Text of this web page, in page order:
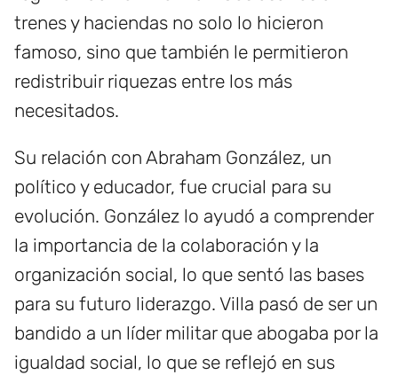
trenes y haciendas no solo lo hicieron
famoso, sino que también le permitieron
redistribuir riquezas entre los más
necesitados.
Su relación con Abraham González, un
político y educador, fue crucial para su
evolución. González lo ayudó a comprender
la importancia de la colaboración y la
organización social, lo que sentó las bases
para su futuro liderazgo. Villa pasó de ser un
bandido a un líder militar que abogaba por la
igualdad social, lo que se reflejó en sus